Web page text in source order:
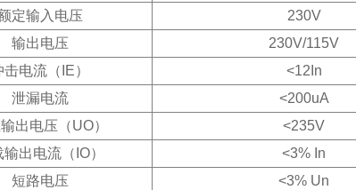
定输入电压
230V
输出电压
230V/115V
击电流（IE）
<12In
泄漏电流
<200uA
出电压（UO）
<235V
输出电流（IO）
<3% In
短路电压
<3% Un